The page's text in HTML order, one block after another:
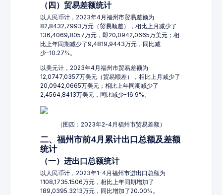
（四）贸易差额统计
以人民币计，2023年4月福州市贸易差额为
82,8432,7993万元（贸易顺差），相比上月减少了
136,4069,8057万元，即20,0942,0665万美元；相
比上年同期减少了9,4819,9443万元，同比减
少-10.27%。
以美元计，2023年4月福州市贸易差额为
12,0747,0357万美元（贸易顺差），相比上月减少了
20,0942,0665万美元；相比上年同期减少了
2,4564,8413万美元，同比减少-16.9%。
（图四：2023年2-4月福州市贸易差额）
二、福州市前4月累计出口总额及差额
统计
（一）进出口总额统计
以人民币计，2023年1-4月福州市进出口总额为
1108,1735.1506万元，相比上年同期增加了
189,0395.3213万元，同比增加了20.00%。